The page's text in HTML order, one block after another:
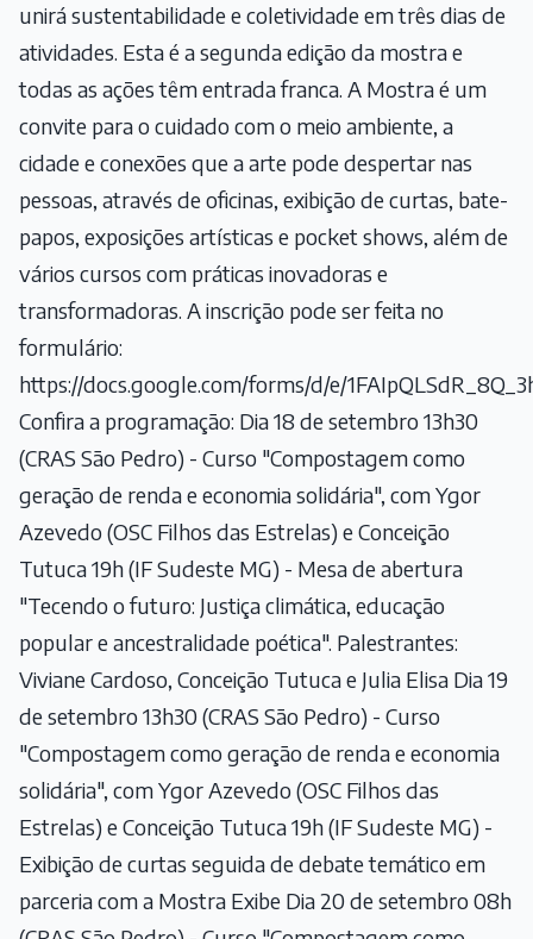
unirá sustentabilidade e coletividade em três dias de
atividades. Esta é a segunda edição da mostra e
todas as ações têm entrada franca. A Mostra é um
convite para o cuidado com o meio ambiente, a
cidade e conexões que a arte pode despertar nas
pessoas, através de oficinas, exibição de curtas, bate-
papos, exposições artísticas e pocket shows, além de
vários cursos com práticas inovadoras e
transformadoras. A inscrição pode ser feita no
formulário:
https://docs.google.com/forms/d/e/
Confira a programação: Dia 18 de setembro 13h30
(CRAS São Pedro) - Curso "Compostagem como
geração de renda e economia solidária", com Ygor
Azevedo (OSC Filhos das Estrelas) e Conceição
Tutuca 19h (IF Sudeste MG) - Mesa de abertura
"Tecendo o futuro: Justiça climática, educação
popular e ancestralidade poética". Palestrantes:
Viviane Cardoso, Conceição Tutuca e Julia Elisa Dia 19
de setembro 13h30 (CRAS São Pedro) - Curso
"Compostagem como geração de renda e economia
solidária", com Ygor Azevedo (OSC Filhos das
Estrelas) e Conceição Tutuca 19h (IF Sudeste MG) -
Exibição de curtas seguida de debate temático em
parceria com a Mostra Exibe Dia 20 de setembro 08h